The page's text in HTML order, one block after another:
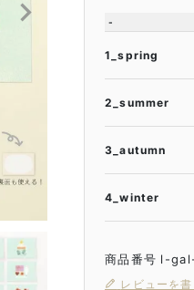
-
1_spring
2_summer
3_autumn
4_winter
商品番号 l-
レビューを書